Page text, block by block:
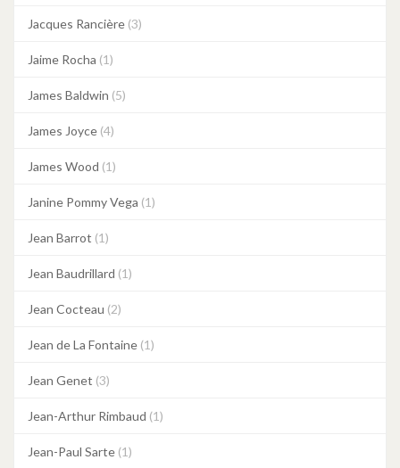
Jacques Rancière (3)
Jaime Rocha (1)
James Baldwin (5)
James Joyce (4)
James Wood (1)
Janine Pommy Vega (1)
Jean Barrot (1)
Jean Baudrillard (1)
Jean Cocteau (2)
Jean de La Fontaine (1)
Jean Genet (3)
Jean-Arthur Rimbaud (1)
Jean-Paul Sarte (1)